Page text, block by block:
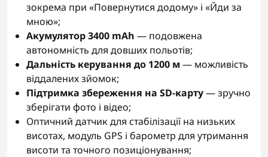
зокрема при «Повернутися додому» і «Йди за
мною»;
Акумулятор 3400 mAh — подовжена
автономність для довших польотів;
Дальність керування до 1200 м— можливість
віддалених зйомок;
Підтримка збереження на SD-карту— зручно
зберігати фото і відео;
Оптичний датчик для стабілізації на низьких
висотах, модуль GPS і барометр для утримання
висоти та точного позиціонування;